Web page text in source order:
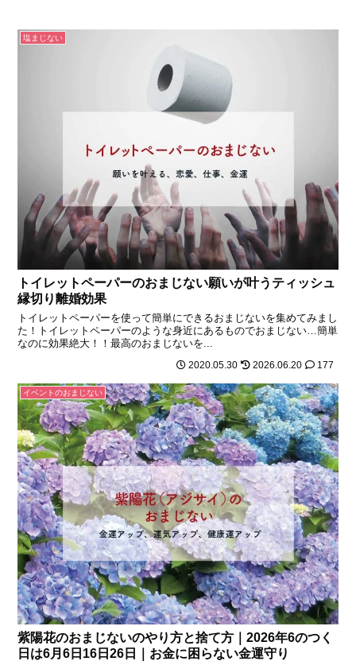
塩まじない
トイレットペーパーのおまじない願いが叶うティッシュ
縁切り離婚効果
トイレットペーパーを使って簡単にできるおまじないを集めてみまし
た！トイレットペーパーのような身近にあるものでおまじない…簡単
なのに効果絶大！！最高のおまじないを...
2020.05.30 2026.06.20 177
イベントのおまじない
紫陽花のおまじないのやり方と捨て方｜2026年6のつく
日は6月6日16日26日｜お金に困らない金運守り